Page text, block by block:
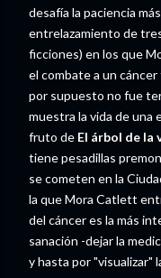
desafía la paciencia
entrelazamiento de
ficciones) en los que
el combate a un
por supuesto no fue
muestra la vida de una
fruto de El árbol de la
tiene pesadillas
se cometen en la
la que Mora Catlett
del cáncer es la más
sanación -dejar la
y hasta por "visualizar"